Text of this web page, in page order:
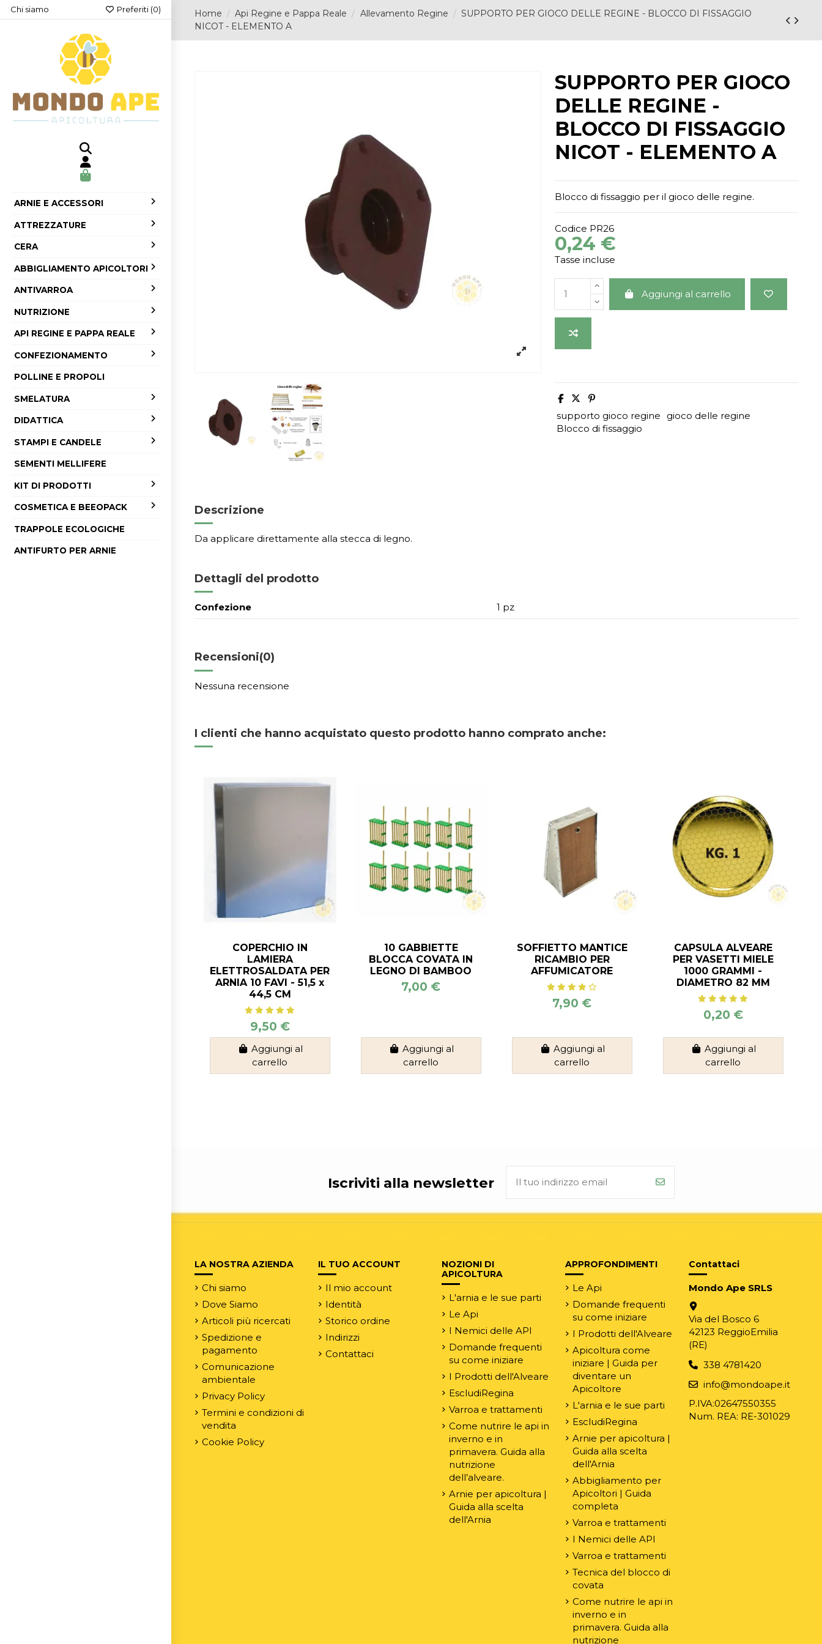
Chi siamo Preferiti (0)
ARNIE E ACCESSORI
ATTREZZATURE
CERA
ABBIGLIAMENTO APICOLTORI
ANTIVARROA
NUTRIZIONE
API REGINE E PAPPA REALE
CONFEZIONAMENTO
POLLINE E PROPOLI
SMELATURA
DIDATTICA
STAMPI E CANDELE
SEMENTI MELLIFERE
KIT DI PRODOTTI
COSMETICA E BEEOPACK
TRAPPOLE ECOLOGICHE
ANTIFURTO PER ARNIE
Home Api Regine e Pappa Reale Allevamento Regine
SUPPORTO PER GIOCO DELLE REGINE - BLOCCO DI FISSAGGIO
NICOT - ELEMENTO A
SUPPORTO PER GIOCO
DELLE REGINE -
BLOCCO DI FISSAGGIO
NICOT - ELEMENTO A
Blocco di fissaggio per il gioco delle regine.
Codice PR26
0,24 €
Tasse incluse
Aggiungi al carrello
supporto gioco regine
gioco delle regine
Blocco di fissaggio
Descrizione
Da applicare direttamente alla stecca di legno.
Dettagli del prodotto
Confezione 1 pz
Recensioni(0)
Nessuna recensione
I clienti che hanno acquistato questo prodotto hanno comprato anche:
COPERCHIO IN
LAMIERA
ELETTROSALDATA PER
ARNIA 10 FAVI - 51,5 x
44,5 CM
9,50 €
Aggiungi al
carrello
10 GABBIETTE
BLOCCA COVATA IN
LEGNO DI BAMBOO
7,00 €
Aggiungi al
carrello
SOFFIETTO MANTICE
RICAMBIO PER
AFFUMICATORE
7,90 €
Aggiungi al
carrello
CAPSULA ALVEARE
PER VASETTI MIELE
1000 GRAMMI -
DIAMETRO 82 MM
0,20 €
Aggiungi al
carrello
Iscriviti alla newsletter
LA NOSTRA AZIENDA
Chi siamo
Dove Siamo
Articoli più ricercati
Spedizione e
pagamento
Comunicazione
ambientale
Privacy Policy
Termini e condizioni di
vendita
Cookie Policy
IL TUO ACCOUNT
Il mio account
Identità
Storico ordine
Indirizzi
Contattaci
NOZIONI DI
APICOLTURA
L'arnia e le sue parti
Le Api
I Nemici delle API
Domande frequenti
su come iniziare
I Prodotti dell'Alveare
EscludiRegina
Varroa e trattamenti
Come nutrire le api in
inverno e in
primavera. Guida alla
nutrizione
dell’alveare.
Arnie per apicoltura |
Guida alla scelta
dell'Arnia
APPROFONDIMENTI
Le Api
Domande frequenti
su come iniziare
I Prodotti dell'Alveare
Apicoltura come
iniziare | Guida per
diventare un
Apicoltore
L'arnia e le sue parti
EscludiRegina
Arnie per apicoltura |
Guida alla scelta
dell'Arnia
Abbigliamento per
Apicoltori | Guida
completa
Varroa e trattamenti
I Nemici delle API
Varroa e trattamenti
Tecnica del blocco di
covata
Come nutrire le api in
inverno e in
primavera. Guida alla
nutrizione
Contattaci
Mondo Ape SRLS
Via del Bosco 6
42123 ReggioEmilia
(RE)
338 4781420
info@mondoape.it
P.IVA:02647550355
Num. REA: RE-301029